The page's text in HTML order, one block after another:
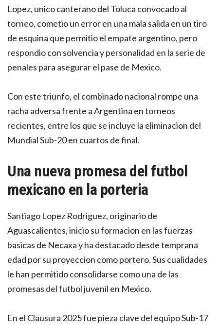
Lopez, unico canterano del Toluca convocado al
torneo, cometio un error en una mala salida en un tiro
de esquina que permitio el empate argentino, pero
respondio con solvencia y personalidad en la serie de
penales para asegurar el pase de Mexico.
Con este triunfo, el combinado nacional rompe una
racha adversa frente a Argentina en torneos
recientes, entre los que se incluye la eliminacion del
Mundial Sub-20 en cuartos de final.
Una nueva promesa del futbol
mexicano en la porteria
Santiago Lopez Rodriguez, originario de
Aguascalientes, inicio su formacion en las fuerzas
basicas de Necaxa y ha destacado desde temprana
edad por su proyeccion como portero. Sus cualidades
le han permitido consolidarse como una de las
promesas del futbol juvenil en Mexico.
En el Clausura 2025 fue pieza clave del equipo Sub-17